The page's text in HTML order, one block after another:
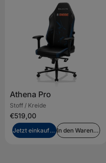
Athena Pro
Stoff / Kreide
€519,00
Jetzt einkaufen In den Warenkorb legen